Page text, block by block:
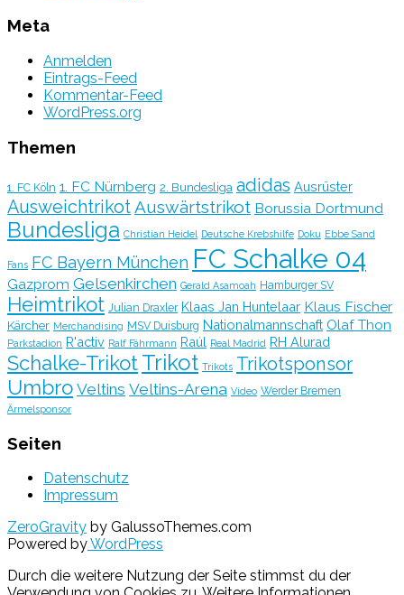
Meta
Anmelden
Eintrags-Feed
Kommentar-Feed
WordPress.org
Themen
1. FC Köln 1. FC Nürnberg 2. Bundesliga adidas Ausrüster
AusweichtrikotAuswärtstrikot Borussia Dortmund
Bundesliga Christian Heidel Deutsche Krebshilfe Doku Ebbe Sand
Fans FC Bayern München FC Schalke 04
Gazprom Gelsenkirchen Gerald Asamoah Hamburger SV
Heimtrikot Julian Draxler Klaas Jan Huntelaar Klaus Fischer
Kärcher Merchandising MSV Duisburg Nationalmannschaft Olaf Thon
Parkstadion R'activ Ralf Fährmann Raúl Real Madrid RH Alurad
Schalke-TrikotTrikot Trikots Trikotsponsor
Umbro Veltins Veltins-Arena Video Werder Bremen
Ärmelsponsor
Seiten
Datenschutz
Impressum
ZeroGravity by GalussoThemes.com
Powered byWordPress
Durch die weitere Nutzung der Seite stimmst du der